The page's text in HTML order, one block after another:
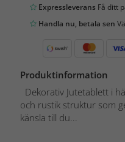
Expressleverans Få ditt
Handla nu, betala sen
Produktinformation
Dekorativ Jutetablett i
och rustik struktur som
känsla till du...